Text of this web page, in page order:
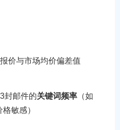
价与市场均价偏差值
封邮件的关键词频率 （如
敏感）